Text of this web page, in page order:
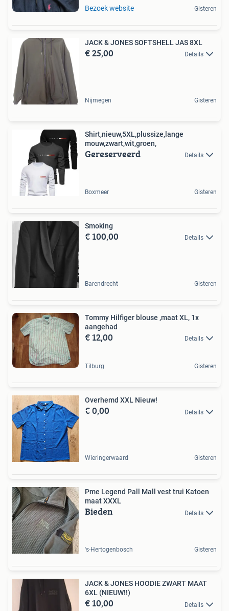
Bezoek website Gisteren
JACK & JONES SOFTSHELL JAS 8XL
€ 25,00 Details
Nijmegen Gisteren
Shirt,nieuw,5XL,plussize,lange
mouw,zwart,wit,groen,
Gereserveerd Details
Boxmeer Gisteren
Smoking
€ 100,00 Details
Barendrecht Gisteren
Tommy Hilfiger blouse ,maat XL, 1x
aangehad
€ 12,00 Details
Tilburg Gisteren
Overhemd XXL Nieuw!
€ 0,00 Details
Wieringerwaard Gisteren
Pme Legend Pall Mall vest trui Katoen
maat XXXL
Bieden Details
's-Hertogenbosch Gisteren
JACK & JONES HOODIE ZWART MAAT
6XL (NIEUW!!)
€ 10,00 Details